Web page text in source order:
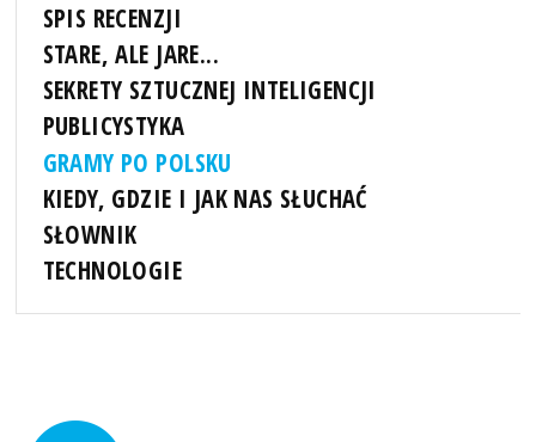
SPIS RECENZJI
STARE, ALE JARE...
SEKRETY SZTUCZNEJ INTELIGENCJI
PUBLICYSTYKA
GRAMY PO POLSKU
KIEDY, GDZIE I JAK NAS SŁUCHAĆ
SŁOWNIK
TECHNOLOGIE